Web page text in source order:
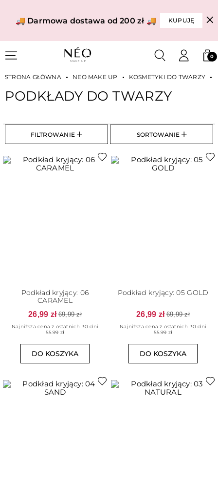
🚚 Darmowa dostawa od 200 zł 🚚 KUPUJĘ
0
STRONA GŁÓWNA NEO MAKE UP KOSMETYKI DO TWARZY
PODKŁADY DO TWARZY
FILTROWANIE SORTOWANIE
Podkład kryjący: 06
CARAMEL
26,99 zł 69,99 zł
Najniższa cena z ostatnich 30 dni
55.99 zł
DO KOSZYKA
Podkład kryjący: 05 GOLD
26,99 zł 69,99 zł
Najniższa cena z ostatnich 30 dni
55.99 zł
DO KOSZYKA